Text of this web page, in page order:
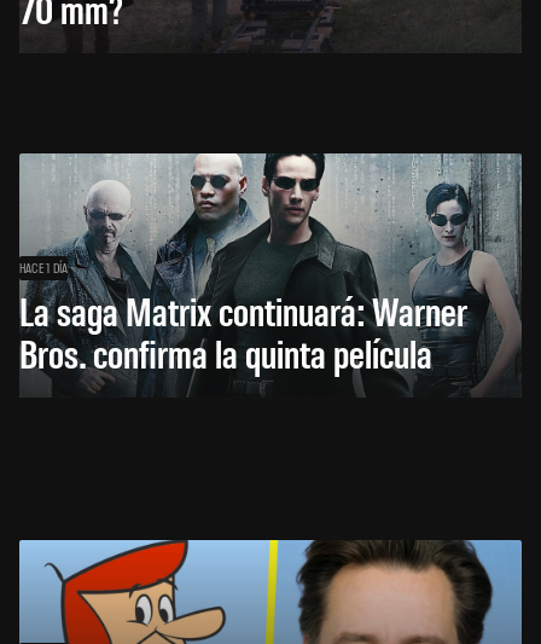
HACE 1 DÍA
La saga Matrix continuará: Warner
Bros. confirma la quinta película